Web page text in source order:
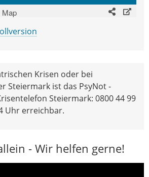
Krisen oder bei
Steiermark ist das PsyNot -
Steiermark: 0800 44 99
Uhr erreichbar.
- Wir helfen gerne!